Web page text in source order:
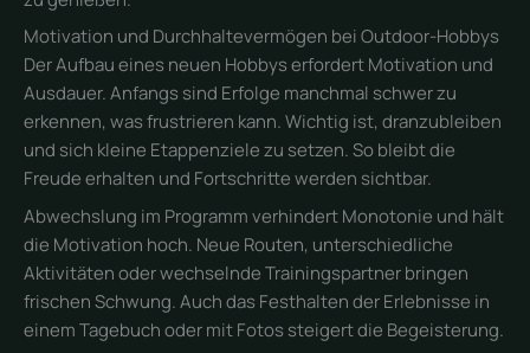
Motivation und Durchhaltevermögen bei Outdoor-Hobbys
Der Aufbau eines neuen Hobbys erfordert Motivation und
Ausdauer. Anfangs sind Erfolge manchmal schwer zu
erkennen, was frustrieren kann. Wichtig ist, dranzubleiben
und sich kleine Etappenziele zu setzen. So bleibt die
Freude erhalten und Fortschritte werden sichtbar.
Abwechslung im Programm verhindert Monotonie und hält
die Motivation hoch. Neue Routen, unterschiedliche
Aktivitäten oder wechselnde Trainingspartner bringen
frischen Schwung. Auch das Festhalten der Erlebnisse in
einem Tagebuch oder mit Fotos steigert die Begeisterung.